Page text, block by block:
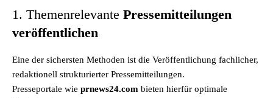
1. Themenrelevante Pressemitteilungen
veröffentlichen
Eine der sichersten Methoden ist die Veröffentlichung fachlicher,
redaktionell strukturierter Pressemitteilungen.
Presseportale wie prnews24.com bieten hierfür optimale